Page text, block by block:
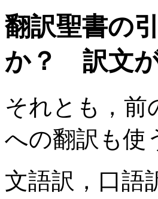
翻訳聖書の
か？ 訳文
それとも，
への翻訳も使
文語訳，口語